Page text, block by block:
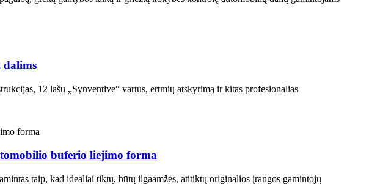
dalims
12 lašų „Synventive“ vartus, ertmių atskyrimą ir kitas profesionalias
buferio liejimo forma
taip, kad idealiai tiktų, būtų ilgaamžės, atitiktų originalios įrangos gamintojų